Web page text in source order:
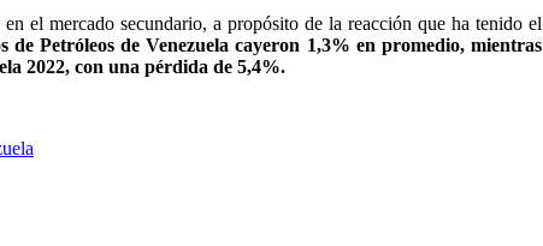
el mercado secundario, a propósito de la reacción que ha tenido el
de Petróleos de Venezuela cayeron 1,3% en promedio, mientras
2022, con una pérdida de 5,4%.